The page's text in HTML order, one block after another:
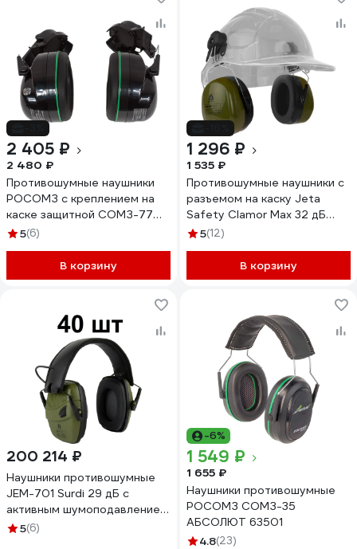
2 405 ₽
2 480 ₽
Противошумные наушники
РОСОМЗ с креплением на
каске защитной СОМЗ-77
Зебра PREMIUM, 33 дб 67772
5(6)
В корзину
1 296 ₽
1 535 ₽
Противошумные наушники с
разъемом на каску Jeta
Safety Clamor Max 32 дБ
оливковый JEM-621C
5(12)
В корзину
200 214 ₽
Наушники противошумные
JEM-701 Surdi 29 дБ с
активным шумоподавлением,
40шт Jeta Safety JEM-701-
5(6)
-6%
1 549 ₽
1 655 ₽
Наушники противошумные
РОСОМЗ СОМЗ-35
АБСОЛЮТ 63501
4.8(23)